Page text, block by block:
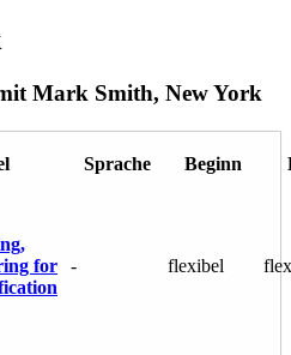
Mark Smith, New York
Sprache Beginn
for
- flexibel